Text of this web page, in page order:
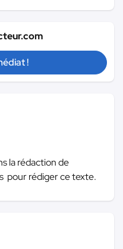
!
la rédaction de
pour rédiger ce texte.